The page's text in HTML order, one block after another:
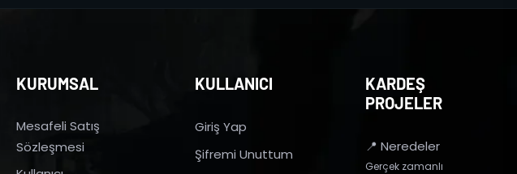
KURUMSAL
Mesafeli Satış
Sözleşmesi
KULLANICI
Giriş Yap
Şifremi Unuttum
KARDEŞ
PROJELER
📍 Neredeler
Gerçek zamanlı